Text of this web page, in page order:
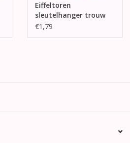
Eiffeltoren
sleutelhanger trouw
bedankjes
€1,79